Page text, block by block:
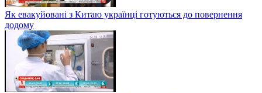
Як евакуйовані з Китаю українці готуються до повернення
додому